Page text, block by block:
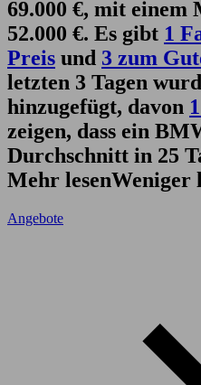
69.000 €, mit einem
52.000 €. Es gibt 1
Preis und 3 zum
letzten 3 Tagen
hinzugefügt, davon
zeigen, dass ein
Durchschnitt in 25
Mehr lesenWeniger
Angebote